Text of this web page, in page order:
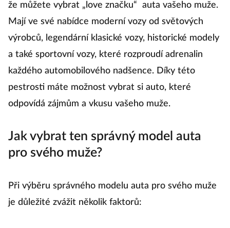
že můžete vybrat „love značku“ auta vašeho muže.
Mají ve své nabídce moderní vozy od světových
výrobců, legendární klasické vozy, historické modely
a také sportovní vozy, které rozproudí adrenalin
každého automobilového nadšence. Díky této
pestrosti máte možnost vybrat si auto, které
odpovídá zájmům a vkusu vašeho muže.
Jak vybrat ten správný model auta
pro svého muže?
Při výběru správného modelu auta pro svého muže
je důležité zvážit několik faktorů: